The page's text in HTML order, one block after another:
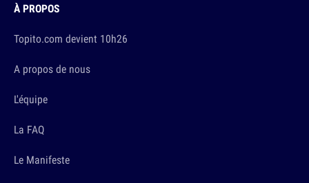
À PROPOS
Topito.com devient 10h26
A propos de nous
L'équipe
La FAQ
Le Manifeste